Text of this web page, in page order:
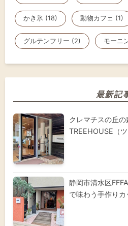
かき氷 (18) 動物カフェ (1)
グルテンフリー (2) モーニ
最新記
クレマチスの丘の
TREEHOUSE（
静岡市清水区
で味わう手作りカ